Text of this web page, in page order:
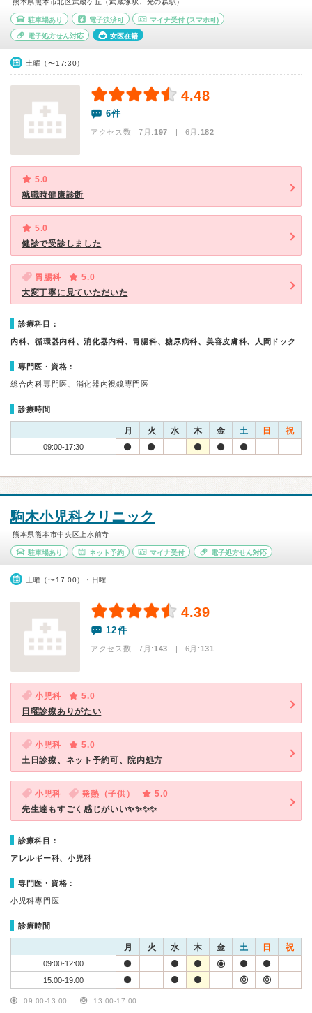
熊本県熊本市北区武蔵ケ丘（武蔵塚駅、光の森駅）
駐車場あり 電子決済可 マイナ受付 (スマホ可)
電子処方せん対応 女医在籍
土曜（〜17:30）
4.48
6件
アクセス数 7月:197 | 6月:182
5.0
就職時健康診断
5.0
健診で受診しました
胃腸科
5.0
大変丁寧に見ていただいた
診療科目：
内科、循環器内科、消化器内科、胃腸科、糖尿病科、美容皮膚科、人間ドック
専門医・資格：
総合内科専門医、消化器内視鏡専門医
診療時間
月 火 水 木 金 土 日 祝
09:00-17:30
駒木小児科クリニック
熊本県熊本市中央区上水前寺
駐車場あり ネット予約 マイナ受付 電子処方せん対応
土曜（〜17:00）・日曜
4.39
12件
アクセス数 7月:143 | 6月:131
小児科
5.0
日曜診療ありがたい
小児科
5.0
土日診療、ネット予約可、院内処方
小児科 発熱（子供）
5.0
先生達もすごく感じがいい✨✨✨✨
診療科目：
アレルギー科、小児科
専門医・資格：
小児科専門医
診療時間
月 火 水 木 金 土 日 祝
09:00-12:00
15:00-19:00
09:00-13:00 13:00-17:00